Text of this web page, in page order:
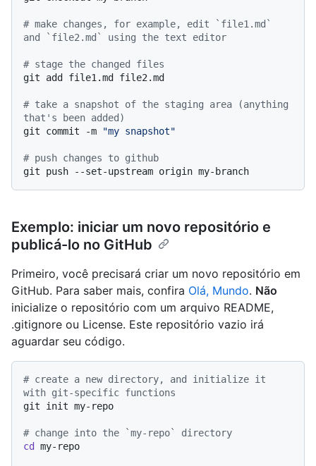
# make changes, for example, edit `file1.md`
and `file2.md` using the text editor
# stage the changed files
git add file1.md file2.md
# take a snapshot of the staging area (anything
that's been added)
git commit -m
"my snapshot"
# push changes to github
Exemplo: iniciar um novo repositório e
publicá-lo no GitHub
Primeiro, você precisará criar um novo repositório em
GitHub. Para saber mais, confira Olá, Mundo. Não
inicialize o repositório com um arquivo README,
.gitignore ou License. Este repositório vazio irá
aguardar seu código.
# create a new directory, and initialize it
with git-specific functions
git init my-repo
# change into the `my-repo` directory
cd
my-repo